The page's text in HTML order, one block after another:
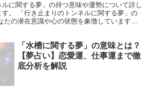
ルに関する夢」の持つ意味や運勢について詳し
す。 「行き止まりのトンネルに関する夢」の
たの潜在意識や心の状態を象徴しています。
「水槽に関する夢」の意味とは？
【夢占い】恋愛運、仕事運まで徹
底分析を解説